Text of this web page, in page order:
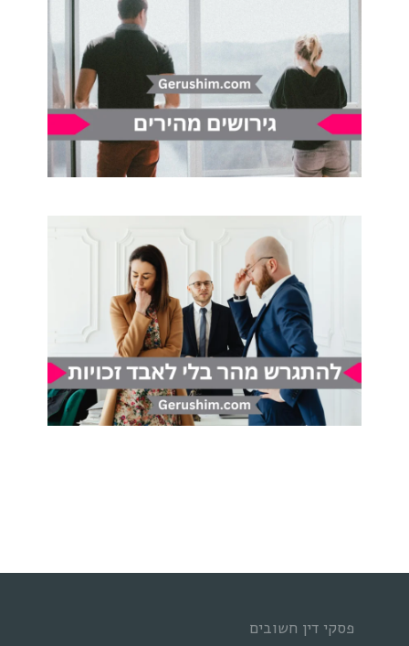
פסקי דין חשובים